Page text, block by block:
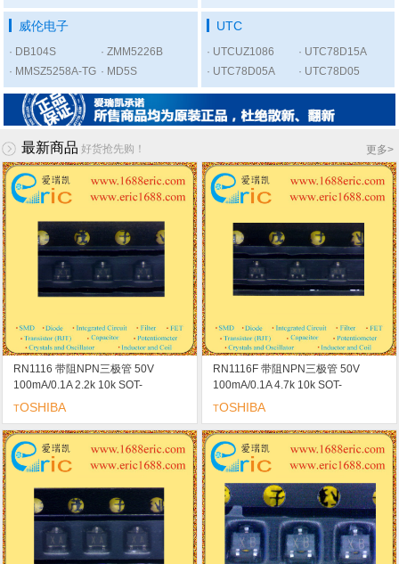
威伦电子
DB104S
ZMM5226B
MMSZ5258A-TG
MD5S
UTC
UTCUZ1086
UTC78D15A
UTC78D05A
UTC78D05
更多>
最新商品 好货抢先购！
RN1116 带阻NPN三极管 50V
100mA/0.1A 2.2k 10k SOT-
523/ESM marking/标记 XT 开关 逆
TOSHIBA
RN1116F 带阻NPN三极管 50V
100mA/0.1A 4.7k 10k SOT-
523/ESM marking/标记 XT 开关 逆
TOSHIBA